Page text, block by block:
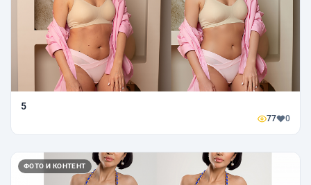
5
77 0
ФОТО И КОНТЕНТ